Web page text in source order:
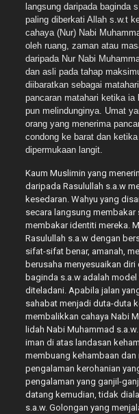
langsung daripada baginda
paling diberkati Allah s.w.t
cahaya (Nur) Nabi
oleh ruang, zaman atau
daripada Nur Nabi
dan asli pada tahap
diibaratkan sebagai
pancaran matahari ketika ia
pun melindunginya. Umat
orang yang menerima
condong ke barat dan
dipermukaan langit.
Kaum Muslimin yang
daripada Rasulullah s.a.w
kesedaran. Wahyu yang
secara langsung
membakar identiti mereka.
Rasulullah s.a.w dengan
sifat-sifat benar, amanah,
berusaha menyesuaikan
baginda s.a.w adalah
diteladani. Apabila jalan
sahabat menjadi duta-duta
membalikkan cahaya Nabi
lidah Nabi Muhammad
iman di atas landasan
membuang kehambaan dan
pengalaman kerohanian
pengalaman yang ganjil-
datang kemudian, tidak
s.a.w. Golongan yang